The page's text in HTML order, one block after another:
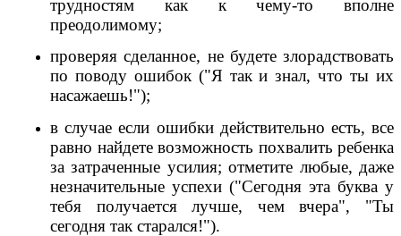
трудностям как к чему-то вполне
преодолимому;
проверяя сделанное, не будете злорадствовать
по поводу ошибок ("Я так и знал, что ты их
насажаешь!");
в случае если ошибки действительно есть, все
равно найдете возможность похвалить ребенка
за затраченные усилия; отметите любые, даже
незначительные успехи ("Сегодня эта буква у
тебя получается лучше, чем вчера", "Ты
сегодня так старался!").